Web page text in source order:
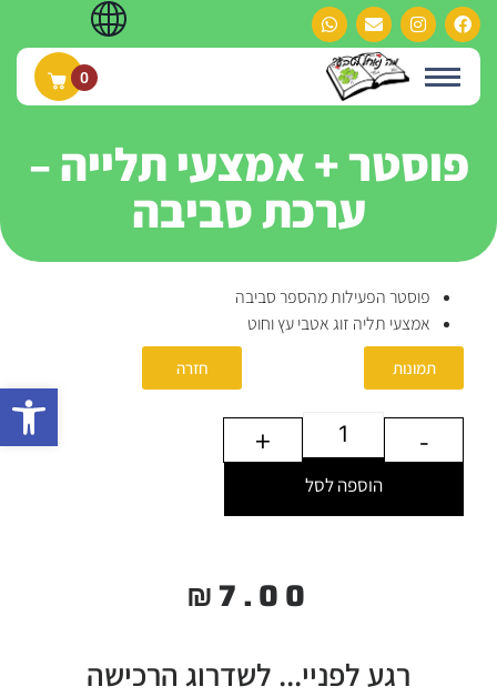
0
פוסטר + אמצעי תלייה –
ערכת סביבה
פוסטר הפעילות מהספר סביבה
אמצעי תליה זוג אטבי עץ וחוט
תמונות חזרה
-
+
הוספה לסל
₪7.00
רגע לפניי... לשדרוג הרכישה